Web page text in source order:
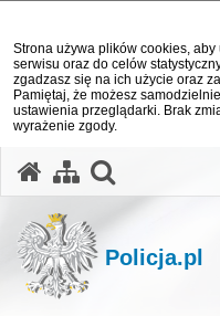
Strona używa plików cookies, aby
serwisu oraz do celów
zgadzasz się na ich użycie oraz
Pamiętaj, że możesz
ustawienia przeglądarki. Brak
wyrażenie zgody.
Policja.pl